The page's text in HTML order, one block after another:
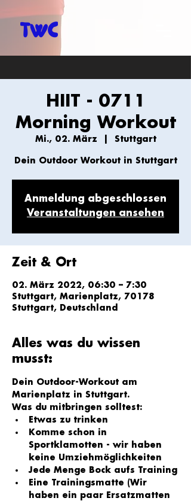
HIIT - 0711
Morning Workout
Mi., 02. März
  |
Stuttgart
Dein Outdoor Workout in Stuttgart
Anmeldung abgeschlossen
Veranstaltungen ansehen
Zeit & Ort
02. März 2022, 06:30 – 7:30
Stuttgart, Marienplatz, 70178
Stuttgart, Deutschland
Alles was du wissen
musst:
Dein Outdoor-Workout am
Marienplatz in Stuttgart.
Was du mitbringen solltest:
Etwas zu trinken
Komme schon in
Sportklamotten - wir haben
keine Umziehmöglichkeiten
Jede Menge Bock aufs Training
Eine Trainingsmatte (Wir
haben ein paar Ersatzmatten